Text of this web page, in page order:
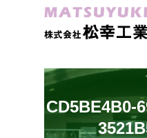
地盤改良工事
CD5BE4B0-